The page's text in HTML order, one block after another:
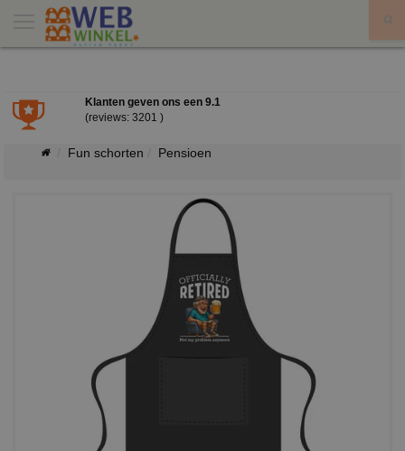
Klanten geven ons een 9.1
(reviews: 3201 )
Fun schorten Pensioen